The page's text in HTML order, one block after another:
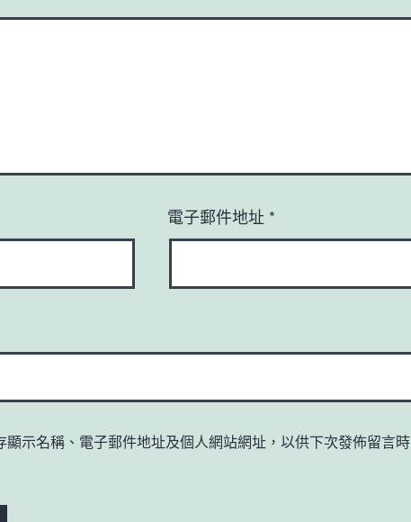
電子郵件地址 *
顯示名稱、電子郵件地址及個人網站網址，以供下次發佈留言時